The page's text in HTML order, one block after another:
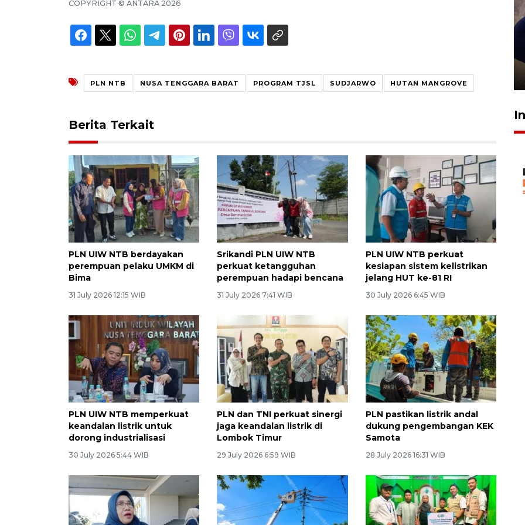
COPYRIGHT © ANTARA 2026
PLN NTB NUSA TENGGARA BARAT PROGRAM TJSL SUDJARWO HUTAN MANGROVE
Berita Terkait
PLN UIW NTB berdayakan
perempuan pelaku UMKM di
Bima
31 July 2026 12:15 WIB
Srikandi PLN UIW NTB
perkuat ketangguhan
perempuan hadapi bencana
31 July 2026 7:41 WIB
PLN UIW NTB perkuat
kesiapan sistem kelistrikan
jelang HUT ke-81 RI
30 July 2026 6:45 WIB
PLN UIW NTB memperkuat
keandalan listrik untuk
dorong industrialisasi
30 July 2026 5:44 WIB
PLN dan TNI perkuat sinergi
jaga keandalan listrik di
Lombok Timur
29 July 2026 6:59 WIB
PLN pastikan listrik andal
dukung pengembangan KEK
Samota
28 July 2026 16:31 WIB
10 March 2026 12:55 WIB
Belanja turis asing beri angin
segar bagi ekonomi